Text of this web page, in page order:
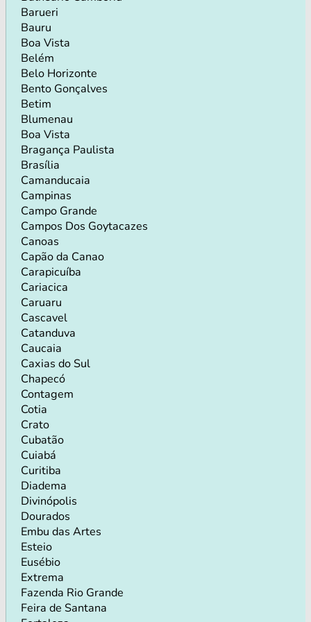
Barueri
Bauru
Boa Vista
Belém
Belo Horizonte
Bento Gonçalves
Betim
Blumenau
Boa Vista
Bragança Paulista
Brasília
Camanducaia
Campinas
Campo Grande
Campos Dos Goytacazes
Canoas
Capão da Canao
Carapicuíba
Cariacica
Caruaru
Cascavel
Catanduva
Caucaia
Caxias do Sul
Chapecó
Contagem
Cotia
Crato
Cubatão
Cuiabá
Curitiba
Diadema
Divinópolis
Dourados
Embu das Artes
Esteio
Eusébio
Extrema
Fazenda Rio Grande
Feira de Santana